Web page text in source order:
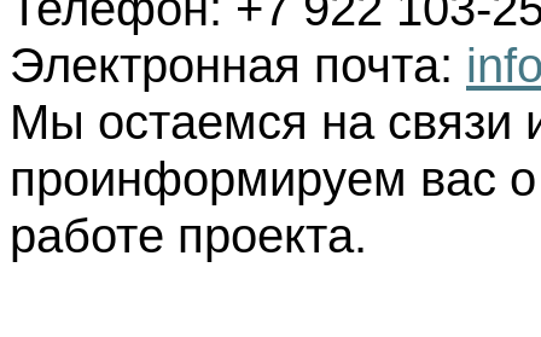
Электронная почта:
Мы остаемся на связи
проинформируем вас
работе проекта.